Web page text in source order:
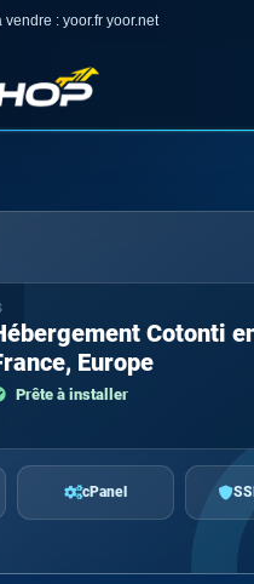
vendre : yoor.fr yoor.net
Cotonti
Europe
Prête à installer
cPanel